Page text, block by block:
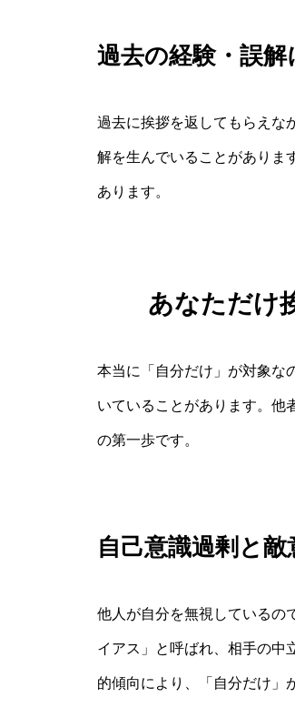
過去の経験・誤
過去に挨拶を返してもらえな
解を生んでいることがありま
あります。
あなただけ
本当に「自分だけ」が対象な
いていることがあります。他
の第一歩です。
自己意識過剰と
他人が自分を無視しているの
イアス」と呼ばれ、相手の中
的傾向により、「自分だけ」